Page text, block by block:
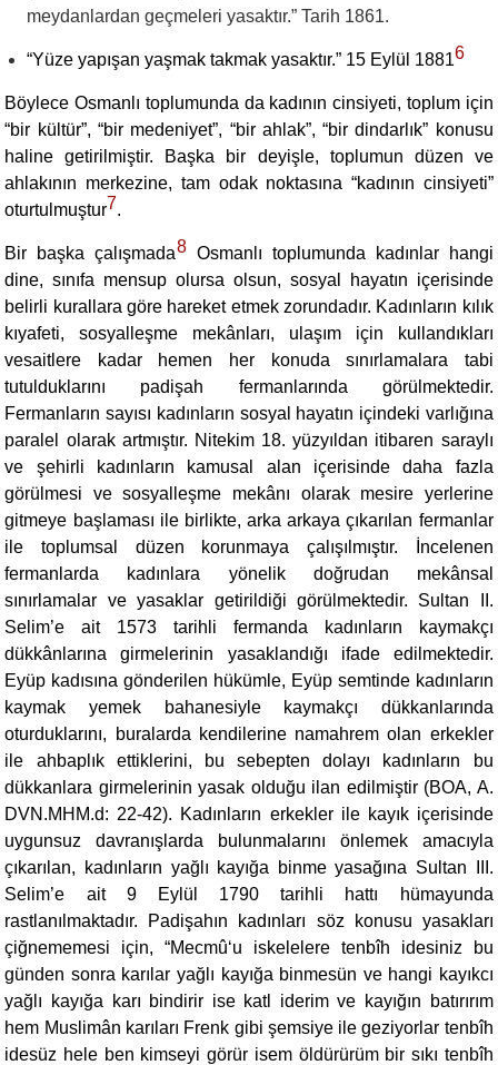
meydanlardan geçmeleri yasaktır.” Tarih 1861.
“Yüze yapışan yaşmak takmak yasaktır.” 15 Eylül 18816
Böylece Osmanlı toplumunda da kadının cinsiyeti, toplum için
“bir kültür”, “bir medeniyet”, “bir ahlak”, “bir dindarlık” konusu
haline getirilmiştir. Başka bir deyişle, toplumun düzen ve
ahlakının merkezine, tam odak noktasına “kadının cinsiyeti”
oturtulmuştur7.
Bir başka çalışmada8Osmanlı toplumunda kadınlar hangi
dine, sınıfa mensup olursa olsun, sosyal hayatın içerisinde
belirli kurallara göre hareket etmek zorundadır. Kadınların kılık
kıyafeti, sosyalleşme mekânları, ulaşım için kullandıkları
vesaitlere kadar hemen her konuda sınırlamalara tabi
tutulduklarını padişah fermanlarında görülmektedir.
Fermanların sayısı kadınların sosyal hayatın içindeki varlığına
paralel olarak artmıştır. Nitekim 18. yüzyıldan itibaren saraylı
ve şehirli kadınların kamusal alan içerisinde daha fazla
görülmesi ve sosyalleşme mekânı olarak mesire yerlerine
gitmeye başlaması ile birlikte, arka arkaya çıkarılan fermanlar
ile toplumsal düzen korunmaya çalışılmıştır. İncelenen
fermanlarda kadınlara yönelik doğrudan mekânsal
sınırlamalar ve yasaklar getirildiği görülmektedir. Sultan II.
Selim’e ait 1573 tarihli fermanda kadınların kaymakçı
dükkânlarına girmelerinin yasaklandığı ifade edilmektedir.
Eyüp kadısına gönderilen hükümle, Eyüp semtinde kadınların
kaymak yemek bahanesiyle kaymakçı dükkanlarında
oturduklarını, buralarda kendilerine namahrem olan erkekler
ile ahbaplık ettiklerini, bu sebepten dolayı kadınların bu
dükkanlara girmelerinin yasak olduğu ilan edilmiştir (BOA, A.
DVN.MHM.d: 22-42). Kadınların erkekler ile kayık içerisinde
uygunsuz davranışlarda bulunmalarını önlemek amacıyla
çıkarılan, kadınların yağlı kayığa binme yasağına Sultan III.
Selim’e ait 9 Eylül 1790 tarihli hattı hümayunda
rastlanılmaktadır. Padişahın kadınları söz konusu yasakları
çiğnememesi için, “Mecmû‘u iskelelere tenbîh idesiniz bu
günden sonra karılar yağlı kayığa binmesün ve hangi kayıkcı
yağlı kayığa karı bindirir ise katl iderim ve kayığın batırırım
hem Muslimân karıları Frenk gibi şemsiye ile geziyorlar tenbîh
idesüz hele ben kimseyi görür isem öldürürüm bir sıkı tenbîh